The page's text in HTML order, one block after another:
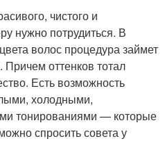
чистого и
нужно потрудиться. В
волос процедура займет
оттенков тотал
Есть возможность
холодными,
тонированиями — которые
спросить совета у